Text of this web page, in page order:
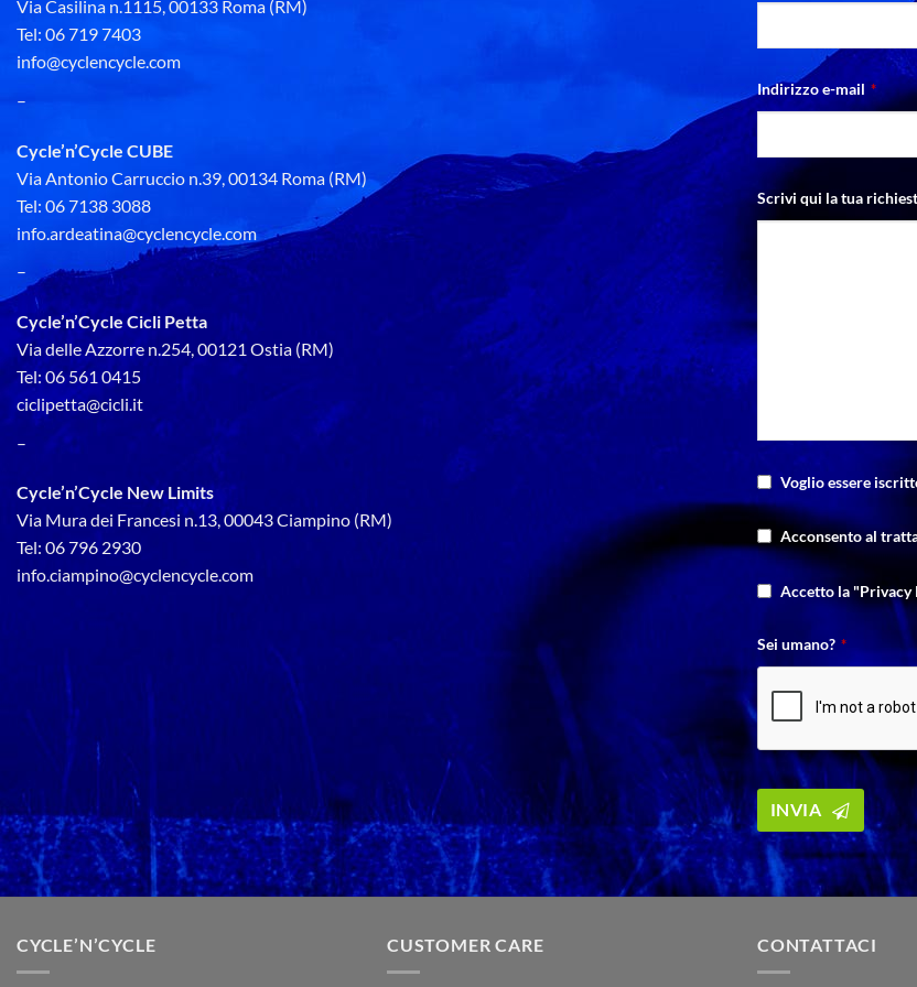
Via Casilina n.1115, 00133 Roma (RM)
Tel: 06 719 7403
info@cyclencycle.com
–
Cycle’n’Cycle CUBE
Via Antonio Carruccio n.39, 00134 Roma (RM)
Tel: 06 7138 3088
info.ardeatina@cyclencycle.com
–
Cycle’n’Cycle Cicli Petta
Via delle Azzorre n.254, 00121 Ostia (RM)
Tel: 06 561 0415
ciclipetta@cicli.it
–
Cycle’n’Cycle New Limits
Via Mura dei Francesi n.13, 00043 Ciampino (RM)
Tel: 06 796 2930
info.ciampino@cyclencycle.com
Indirizzo e-mail *
Scrivi qui la tua
Voglio essere
Acconsento al
Accetto la "Privacy
Sei umano? *
INVIA
Website
URL
*
CYCLE’N’CYCLE CUSTOMER CARE CONTATTACI